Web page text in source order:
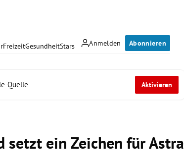
Anmelden Abonnieren
FreizeitGesundheitStars
Quelle Aktivieren
ein Zeichen für Astra